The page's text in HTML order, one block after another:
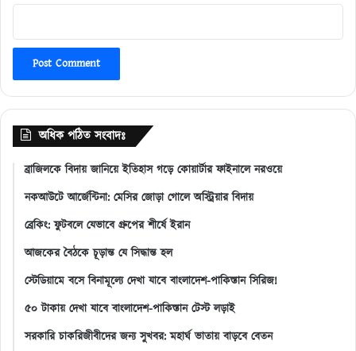
অধিক পঠিত সংবাদঃ
ব্রাজিলকে বিদায় জানিয়ে ইতিহাস গড়ে কোয়ার্টার ফাইনালে নরওয়ে
নকআউটে আর্জেন্টিনা: মেসির জোড়া গোলে অস্ট্রিয়ার বিদায়
ব্রেকিং: ফুটবলে যেভাবে গ্রুপের শীর্ষে ইরান
আজকের বৈঠকে চূড়ান্ত যে সিদ্ধান্ত হল
স্টেডিয়ামে বসে বিনামূল্যে দেখা যাবে বাংলাদেশ-পাকিস্তান সিরিজ!
৫০ টাকায় দেখা যাবে বাংলাদেশ-পাকিস্তান টেস্ট লড়াই
সরকারি চাকরিজীবীদের জন্য সুখবর: মহার্ঘ ভাতায় বাড়বে বেতন